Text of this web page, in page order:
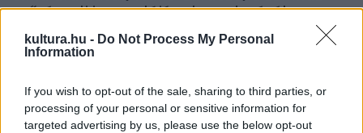
kultura.hu - Do Not Process My Personal
Information
If you wish to opt-out of the sale, sharing to third parties, or
processing of your personal or sensitive information for
targeted advertising by us, please use the below opt-out
művészeti igazgatójának rendezésében.
A portugál nyelvű produkció két alkalommal, április 22-én és
magyar, román és angol nyelvű feliratozással.